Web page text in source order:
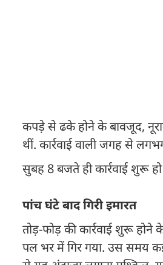
कपड़े से ढके होने के बावजूद,
थीं. कार्रवाई वाली जगह से
सुबह 8 बजते ही कार्रवाई शुरू
पांच घंटे बाद गिरी इमारत
तोड़-फोड़ की कार्रवाई शुरू
पल भर में गिर गया. उस समय